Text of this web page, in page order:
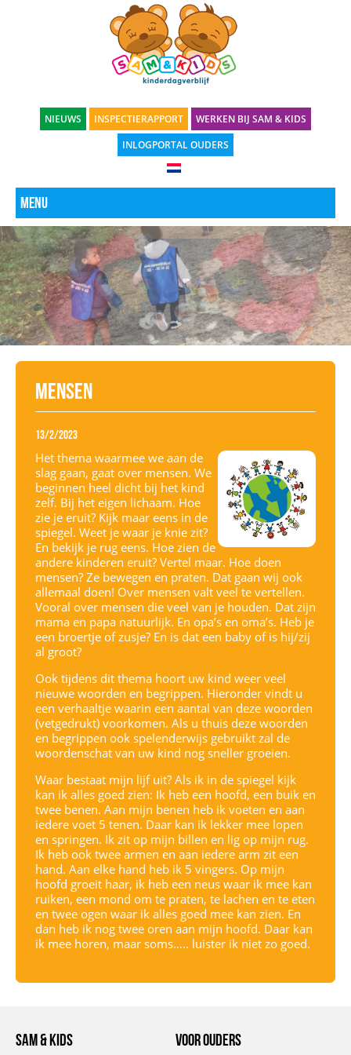
NIEUWS INSPECTIERAPPORT
WERKEN BIJ SAM & KIDS
INLOGPORTAL OUDERS
Menu
Mensen
13/2/2023
Het thema waarmee we aan de
slag gaan, gaat over mensen. We
beginnen heel dicht bij het kind
zelf. Bij het eigen lichaam. Hoe
zie je eruit? Kijk maar eens in de
spiegel. Weet je waar je knie zit?
En bekijk je rug eens. Hoe zien de
andere kinderen eruit? Vertel maar. Hoe doen
mensen? Ze bewegen en praten. Dat gaan wij ook
allemaal doen! Over mensen valt veel te vertellen.
Vooral over mensen die veel van je houden. Dat zijn
mama en papa natuurlijk. En opa’s en oma’s. Heb je
een broertje of zusje? En is dat een baby of is hij/zij
al groot?
Ook tijdens dit thema hoort uw kind weer veel
nieuwe woorden en begrippen. Hieronder vindt u
een verhaaltje waarin een aantal van deze woorden
(vetgedrukt) voorkomen. Als u thuis deze woorden
en begrippen ook spelenderwijs gebruikt zal de
woordenschat van uw kind nog sneller groeien.
Waar bestaat mijn lijf uit? Als ik in de spiegel kijk
kan ik alles goed zien: Ik heb een hoofd, een buik en
twee benen. Aan mijn benen heb ik voeten en aan
iedere voet 5 tenen. Daar kan ik lekker mee lopen
en springen. Ik zit op mijn billen en lig op mijn rug.
Ik heb ook twee armen en aan iedere arm zit een
hand. Aan elke hand heb ik 5 vingers. Op mijn
hoofd groeit haar, ik heb een neus waar ik mee kan
ruiken, een mond om te praten, te lachen en te eten
en twee ogen waar ik alles goed mee kan zien. En
dan heb ik nog twee oren aan mijn hoofd. Daar kan
ik mee horen, maar soms….. luister ik niet zo goed.
Sam & Kids voor ouders